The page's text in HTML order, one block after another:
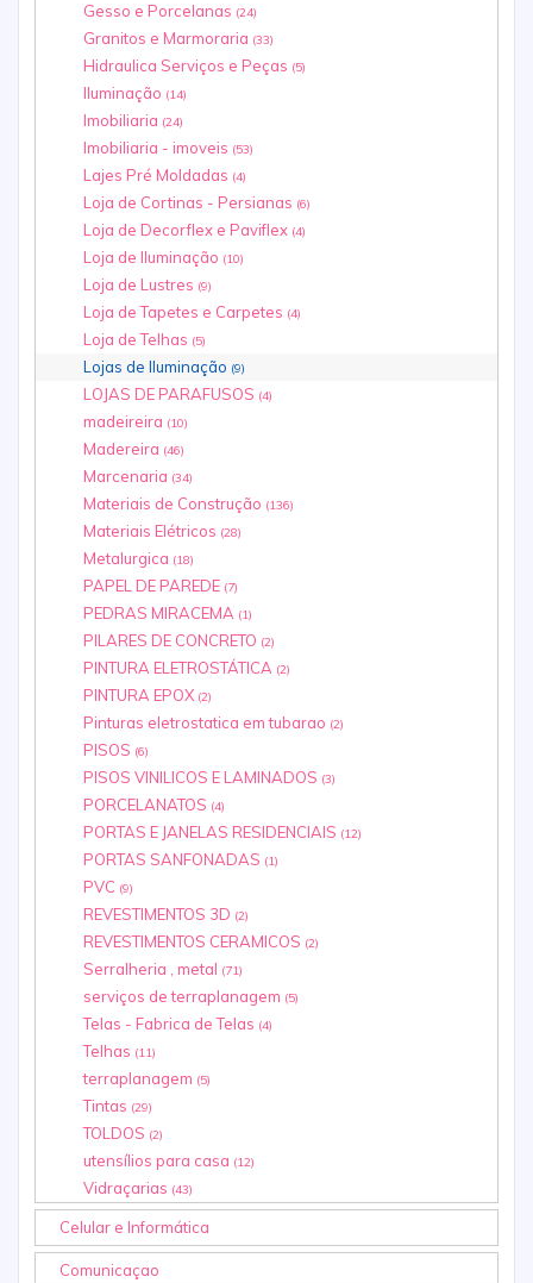
Gesso e Porcelanas (24)
Granitos e Marmoraria (33)
Hidraulica Serviços e Peças (5)
Iluminação (14)
Imobiliaria (24)
Imobiliaria - imoveis (53)
Lajes Pré Moldadas (4)
Loja de Cortinas - Persianas (6)
Loja de Decorflex e Paviflex (4)
Loja de Iluminação (10)
Loja de Lustres (9)
Loja de Tapetes e Carpetes (4)
Loja de Telhas (5)
Lojas de Iluminação (9)
LOJAS DE PARAFUSOS (4)
madeireira (10)
Madereira (46)
Marcenaria (34)
Materiais de Construção (136)
Materiais Elétricos (28)
Metalurgica (18)
PAPEL DE PAREDE (7)
PEDRAS MIRACEMA (1)
PILARES DE CONCRETO (2)
PINTURA ELETROSTÁTICA (2)
PINTURA EPOX (2)
Pinturas eletrostatica em tubarao (2)
PISOS (6)
PISOS VINILICOS E LAMINADOS (3)
PORCELANATOS (4)
PORTAS E JANELAS RESIDENCIAIS (12)
PORTAS SANFONADAS (1)
PVC (9)
REVESTIMENTOS 3D (2)
REVESTIMENTOS CERAMICOS (2)
Serralheria , metal (71)
serviços de terraplanagem (5)
Telas - Fabrica de Telas (4)
Telhas (11)
terraplanagem (5)
Tintas (29)
TOLDOS (2)
utensílios para casa (12)
Vidraçarias (43)
Celular e Informática
Comunicaçao